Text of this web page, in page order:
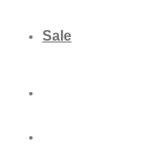
Sale